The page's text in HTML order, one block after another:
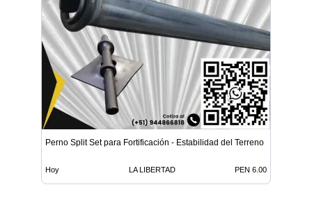
Perno Split Set para Fortificación - Estabilidad del Terreno
Hoy LA LIBERTAD PEN 6.00